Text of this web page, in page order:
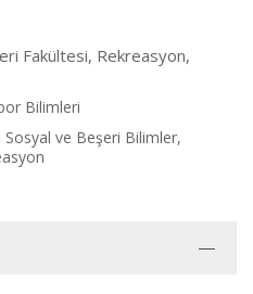
Fakültesi, Rekreasyon,
Bilimleri
Sosyal ve Beşeri Bilimler,